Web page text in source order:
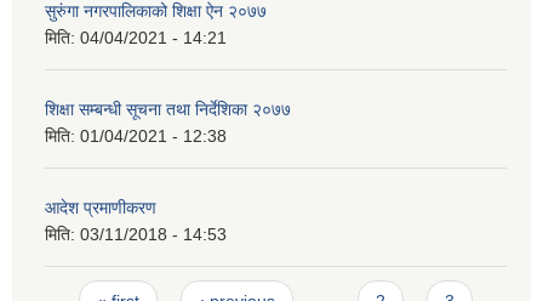
सुरुंगा नगरपालिकाको शिक्षा ऐन २०७७
मिति: 04/04/2021 - 14:21
शिक्षा सम्बन्धी सूचना तथा निर्देशिका २०७७
मिति: 01/04/2021 - 12:38
आदेश प्रमाणीकरण
मिति: 03/11/2018 - 14:53